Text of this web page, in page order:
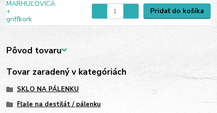
Pridať do košíka
Pôvod tovaru
Tovar zaradený v kategóriách
SKLO NA PÁLENKU
Fľaše na destilát / pálenku